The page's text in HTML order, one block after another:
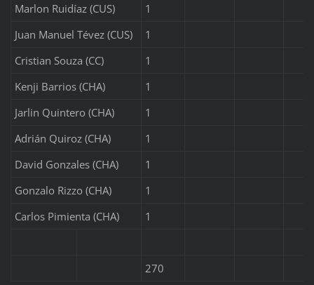
Marlon Ruidíaz (CUS)
1
Juan Manuel Tévez (CUS)
1
Cristian Souza (CC)
1
Kenji Barrios (CHA)
1
Jarlin Quintero (CHA)
1
Adrián Quiroz (CHA)
1
David Gonzales (CHA)
1
Gonzalo Rizzo (CHA)
1
Carlos Pimienta (CHA)
1
270